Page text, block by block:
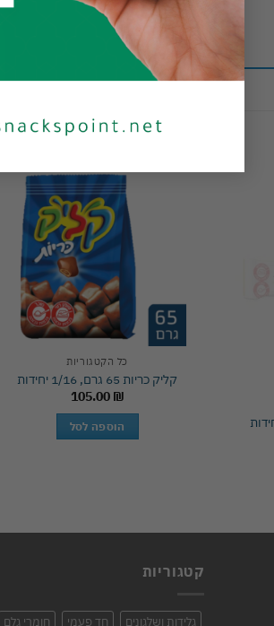
כל הקטגוריות
קליק כריות 65 גרם, 1/16 יחידות
105.00 ₪
הוספה לסל
קטגוריות
גלידות ושלגונים חד פעמי
חומרי גלם